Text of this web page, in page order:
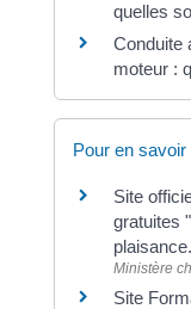
quelles
Conduite
moteur :
Pour en savoir
Site
gratuites
Ministère
Site